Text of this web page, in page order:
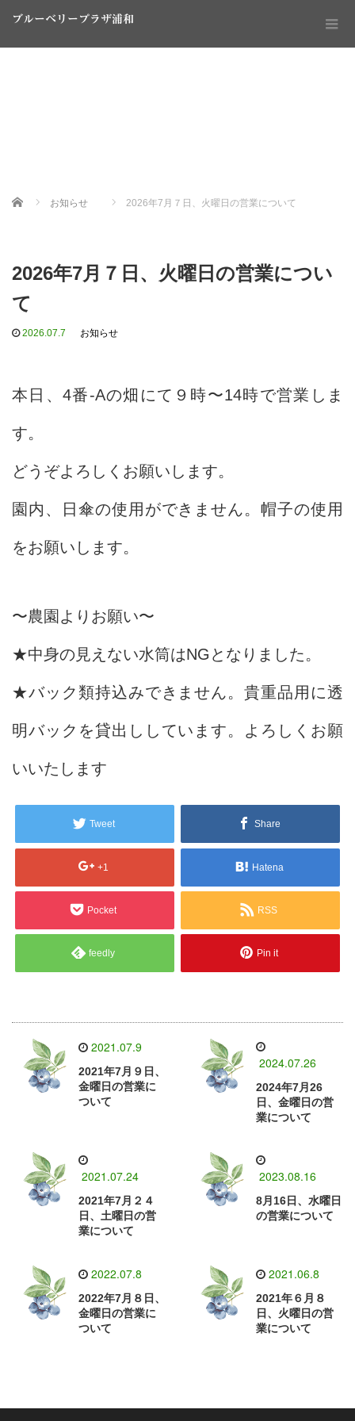
ブルーベリープラザ浦和
Home お知らせ 2026年7月７日、火曜日の営業について
2026年7月７日、火曜日の営業につい
て
2026.07.7 お知らせ
本日、4番-Aの畑にて９時〜14時で営業しま
す。
どうぞよろしくお願いします。
園内、日傘の使用ができません。帽子の使用
をお願いします。
〜農園よりお願い〜
★中身の見えない水筒はNGとなりました。
★バック類持込みできません。貴重品用に透
明バックを貸出ししています。よろしくお願
いいたします
Tweet Share
+1 Hatena
Pocket RSS
feedly Pin it
2021.07.9
2021年7月９日、
金曜日の営業に
ついて
2024.07.26
2024年7月26
日、金曜日の営
業について
2021.07.24
2021年7月２４
日、土曜日の営
業について
2023.08.16
8月16日、水曜日
の営業について
2022.07.8
2022年7月８日、
金曜日の営業に
ついて
2021.06.8
2021年６月８
日、火曜日の営
業について